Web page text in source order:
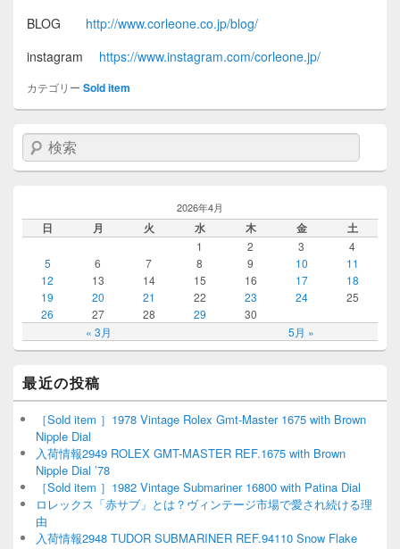
BLOG http://www.corleone.co.jp/blog/
instagram https://www.instagram.com/corleone.jp/
カテゴリー Sold item
検索
2026年4月
日 月 火 水 木 金 土
« 3月 5月 »
1 2 3
4
5
6 7 8 9 10
11
12
13 14 15 16 17
18
19
20 21 22 23 24
25
26
27 28 29 30
最近の投稿
［Sold item ］1978 Vintage Rolex Gmt-Master 1675 with Brown
Nipple Dial
入荷情報2949 ROLEX GMT-MASTER REF.1675 with Brown
Nipple Dial ’78
［Sold item ］1982 Vintage Submariner 16800 with Patina Dial
ロレックス「赤サブ」とは？ヴィンテージ市場で愛され続ける理
由
入荷情報2948 TUDOR SUBMARINER REF.94110 Snow Flake